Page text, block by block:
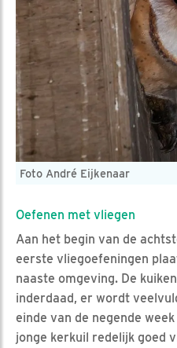
Foto André Eijkenaar
Oefenen met vliegen
Aan het begin van de
eerste vliegoefeningen
naaste omgeving. De
inderdaad, er wordt
einde van de negende
jonge kerkuil redelijk goed